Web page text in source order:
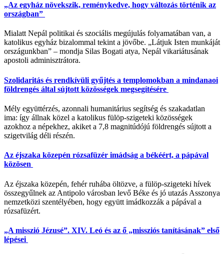
„Az egyház növekszik, reménykedve, hogy változás történik az
országban”
Mialatt Nepál politikai és szociális megújulás folyamatában van, a
katolikus egyház bizalommal tekint a jövőbe. „Látjuk Isten munkáját
országunkban” – mondja Silas Bogati atya, Nepál vikariátusának
apostoli adminisztrátora.
Szolidaritás és rendkívüli gyűjtés a templomokban a mindanaoi
földrengés által sújtott közösségek megsegítésére
Mély együttérzés, azonnali humanitárius segítség és szakadatlan
ima: így állnak közel a katolikus fülöp-szigeteki közösségek
azokhoz a népekhez, akiket a 7,8 magnitúdójú földrengés sújtott a
szigetvilág déli részén.
Az éjszaka közepén rózsafüzér imádság a békéért, a pápával
közösen
Az éjszaka közepén, fehér ruhába öltözve, a fülöp-szigeteki hívek
összegyűlnek az Antipolo városban levő Béke és jó utazás Asszonya
nemzetközi szentélyében, hogy együtt imádkozzák a pápával a
rózsafüzért.
„A misszió Jézusé”. XIV. Leó és az ő „missziós tanításának” első
lépései